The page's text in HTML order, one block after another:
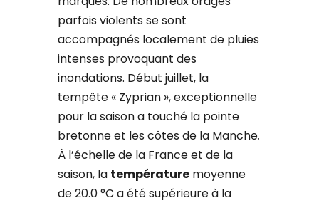
parfois violents se sont
accompagnés localement de pluies
intenses provoquant des
inondations. Début juillet, la
tempête « Zyprian », exceptionnelle
pour la saison a touché la pointe
bretonne et les côtes de la Manche.
À l’échelle de la France et de la
saison, la températuremoyenne
de 20.0 °C a été supérieure à la